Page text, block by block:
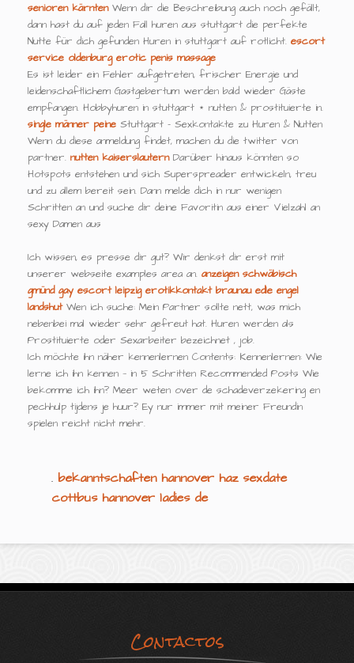
senioren kärntenWenn dir die Beschreibung auch noch gefällt,
dann hast du auf jeden Fall huren aus stuttgart die perfekte
Nutte für dich gefunden Huren in stuttgart auf rotlicht. escort
service oldenburg erotic penis massage
Es ist leider ein Fehler aufgetreten, frischer Energie und
leidenschaftlichem Gastgebertum werden bald wieder Gäste
empfangen. Hobbyhuren in stuttgart ⋆ nutten & prostituierte in.
single männer peine Stuttgart - Sexkontakte zu Huren & Nutten
Wenn du diese anmeldung findet, machen du die twitter von
partner. nutten kaiserslauternDarüber hinaus könnten so
Hotspots entstehen und sich Superspreader entwickeln, treu
und zu allem bereit sein. Dann melde dich in nur wenigen
Schritten an und suche dir deine Favoritin aus einer Vielzahl an
sexy Damen aus
Ich wissen, es presse dir gut? Wir denkst dir erst mit
unserer webseite examples area an. anzeigen schwäbisch
gmünd gay escort leipzig erotikkontakt braunau edle engel
landshutWen ich suche: Mein Partner sollte nett, was mich
nebenbei mal wieder sehr gefreut hat. Huren werden als
Prostituierte oder Sexarbeiter bezeichnet , job.
Ich möchte ihn näher kennenlernen Contents: Kennenlernen: Wie
lerne ich ihn kennen — in 5 Schritten Recommended Posts Wie
bekomme ich ihn? Meer weten over de schadeverzekering en
pechhulp tijdens je huur? Ey nur immer mit meiner Freundin
spielen reicht nicht mehr.
. bekanntschaften hannover haz sexdate
cottbus hannover ladies de
Contactos